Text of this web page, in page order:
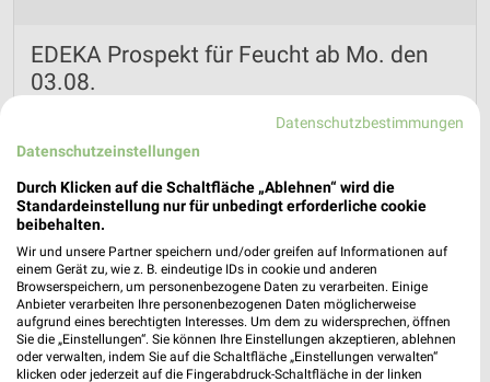
EDEKA Prospekt für Feucht ab Mo. den
03.08.
📅 Kalendereintrag erstellen
PROSPEKT BLÄTTERN
Nächste Filiale
Eimer Feucht
Datenschutzbestimmungen
Datenschutzeinstellungen
Durch Klicken auf die Schaltfläche „Ablehnen“ wird die
Standardeinstellung nur für unbedingt erforderliche cookie
beibehalten.
Wir und unsere Partner speichern und/oder greifen auf Informationen auf
einem Gerät zu, wie z. B. eindeutige IDs in cookie und anderen
Browserspeichern, um personenbezogene Daten zu verarbeiten. Einige
Anbieter verarbeiten Ihre personenbezogenen Daten möglicherweise
aufgrund eines berechtigten Interesses. Um dem zu widersprechen, öffnen
Sie die „Einstellungen“. Sie können Ihre Einstellungen akzeptieren, ablehnen
oder verwalten, indem Sie auf die Schaltfläche „Einstellungen verwalten“
klicken oder jederzeit auf die Fingerabdruck-Schaltfläche in der linken